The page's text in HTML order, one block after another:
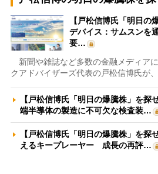
【戸松信博氏「明日の
デバイス：サムスンを
要…
新聞や雑誌など多数の金融メディア
クアドバイザーズ代表の戸松信博氏が
【戸松信博氏「明日の爆騰株」を探
端半導体の製造に不可欠な検査装…
【戸松信博氏「明日の爆騰株」を探
えるキープレーヤー 成長の再評…